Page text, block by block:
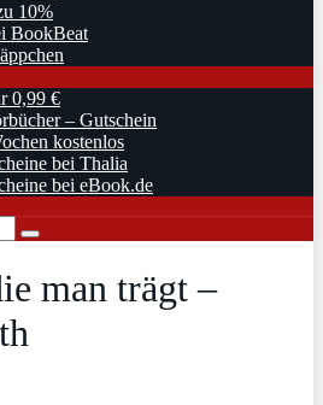
10%
BookBeat
0,99 €
– Gutschein
kostenlos
bei Thalia
bei eBook.de
man trägt –